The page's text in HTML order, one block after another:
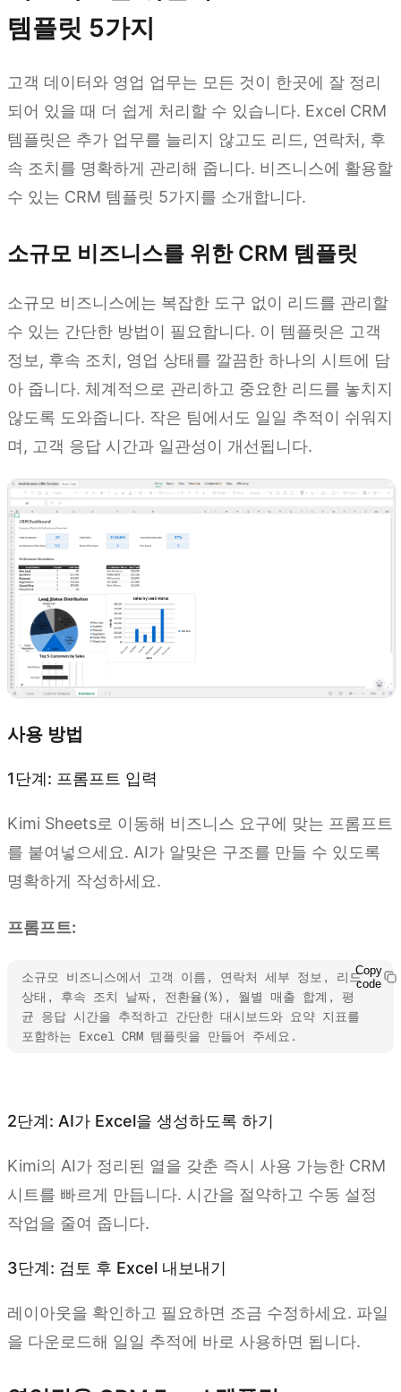
템플릿 5가지
고객 데이터와 영업 업무는 모든 것이 한곳에 잘 정리
되어 있을 때 더 쉽게 처리할 수 있습니다. Excel CRM
템플릿은 추가 업무를 늘리지 않고도 리드, 연락처, 후
속 조치를 명확하게 관리해 줍니다. 비즈니스에 활용할
수 있는 CRM 템플릿 5가지를 소개합니다.
소규모 비즈니스를 위한 CRM 템플릿
소규모 비즈니스에는 복잡한 도구 없이 리드를 관리할
수 있는 간단한 방법이 필요합니다. 이 템플릿은 고객
정보, 후속 조치, 영업 상태를 깔끔한 하나의 시트에 담
아 줍니다. 체계적으로 관리하고 중요한 리드를 놓치지
않도록 도와줍니다. 작은 팀에서도 일일 추적이 쉬워지
며, 고객 응답 시간과 일관성이 개선됩니다.
사용 방법
1단계: 프롬프트 입력
Kimi Sheets로 이동해 비즈니스 요구에 맞는 프롬프트
를 붙여넣으세요. AI가 알맞은 구조를 만들 수 있도록
명확하게 작성하세요.
프롬프트:
소규모 비즈니스에서 고객 이름, 연락처 세부 정보, 리드
상태, 후속 조치 날짜, 전환율(%), 월별 매출 합계, 평
균 응답 시간을 추적하고 간단한 대시보드와 요약 지표를
포함하는 Excel CRM 템플릿을 만들어 주세요.
Copy
code
2단계: AI가 Excel을 생성하도록 하기
Kimi의 AI가 정리된 열을 갖춘 즉시 사용 가능한 CRM
시트를 빠르게 만듭니다. 시간을 절약하고 수동 설정
작업을 줄여 줍니다.
3단계: 검토 후 Excel 내보내기
레이아웃을 확인하고 필요하면 조금 수정하세요. 파일
을 다운로드해 일일 추적에 바로 사용하면 됩니다.